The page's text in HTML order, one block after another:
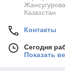
Казахстан
Контакты
Сегодня
Показать